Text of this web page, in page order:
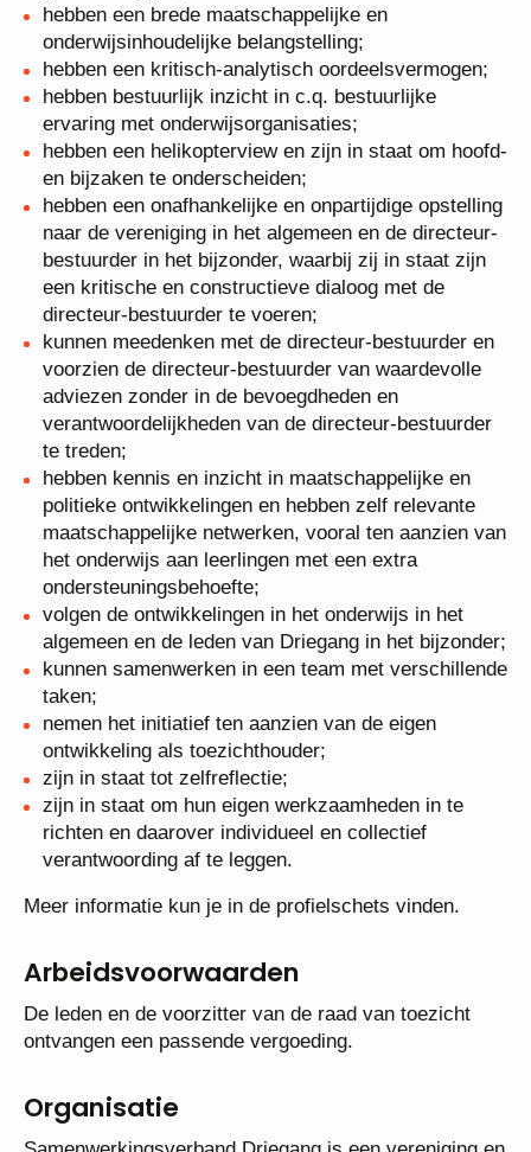
samenwerkingsverband en de identiteiten die
daarin gestalte krijgen;
hebben een brede maatschappelijke en
onderwijsinhoudelijke belangstelling;
hebben een kritisch-analytisch oordeelsvermogen;
hebben bestuurlijk inzicht in c.q. bestuurlijke
ervaring met onderwijsorganisaties;
hebben een helikopterview en zijn in staat om
hoofd- en bijzaken te onderscheiden;
hebben een onafhankelijke en onpartijdige
opstelling naar de vereniging in het algemeen en
de directeur-bestuurder in het bijzonder, waarbij
zij in staat zijn een kritische en constructieve
dialoog met de directeur-bestuurder te voeren;
kunnen meedenken met de directeur-bestuurder
en voorzien de directeur-bestuurder van
waardevolle adviezen zonder in de bevoegdheden
en verantwoordelijkheden van de directeur-
bestuurder te treden;
hebben kennis en inzicht in maatschappelijke en
politieke ontwikkelingen en hebben zelf relevante
maatschappelijke netwerken, vooral ten aanzien
van het onderwijs aan leerlingen met een extra
ondersteuningsbehoefte;
volgen de ontwikkelingen in het onderwijs in het
algemeen en de leden van Driegang in het
bijzonder;
kunnen samenwerken in een team met
verschillende taken;
nemen het initiatief ten aanzien van de eigen
ontwikkeling als toezichthouder;
zijn in staat tot zelfreflectie;
richten en daarover individueel en collectief
Meer informatie kun je in de profielschets vinden.
Arbeidsvoorwaarden
De leden en de voorzitter van de raad van toezicht
ontvangen een passende vergoeding.